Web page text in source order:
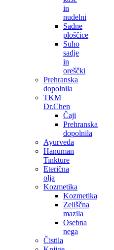
in
nudelni
Sadne
ploščice
Suho
sadje
in
oreščki
Prehranska
dopolnila
TKM
Dr.Chen
Čaji
Prehranska
dopolnila
Ayurveda
Hanuman
Tinkture
Eterična
olja
Kozmetika
Kozmetika
Zeliščna
mazila
Osebna
nega
Čistila